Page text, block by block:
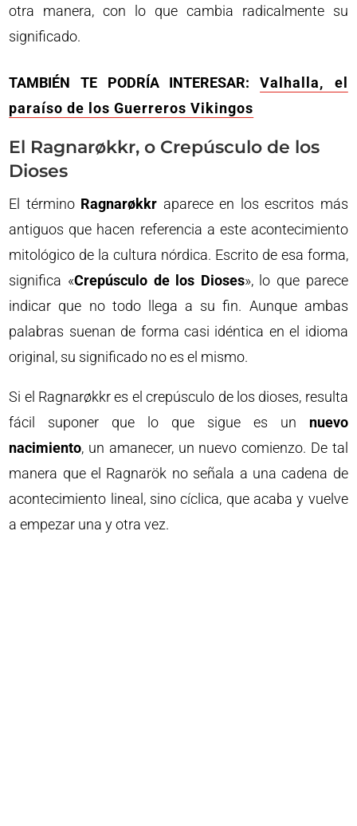
otra manera, con lo que cambia radicalmente su
significado.
TAMBIÉN TE PODRÍA INTERESAR:
Valhalla, el
paraíso de los Guerreros Vikingos
El Ragnarøkkr, o Crepúsculo de los
Dioses
El término Ragnarøkkr aparece en los escritos más
antiguos que hacen referencia a este acontecimiento
mitológico de la cultura nórdica. Escrito de esa forma,
significa «Crepúsculo de los Dioses», lo que parece
indicar que no todo llega a su fin. Aunque ambas
palabras suenan de forma casi idéntica en el idioma
original, su significado no es el mismo.
Si el Ragnarøkkr es el crepúsculo de los dioses, resulta
fácil suponer que lo que sigue es un nuevo
nacimiento, un amanecer, un nuevo comienzo. De tal
manera que el Ragnarök no señala a una cadena de
acontecimiento lineal, sino cíclica, que acaba y vuelve
a empezar una y otra vez.